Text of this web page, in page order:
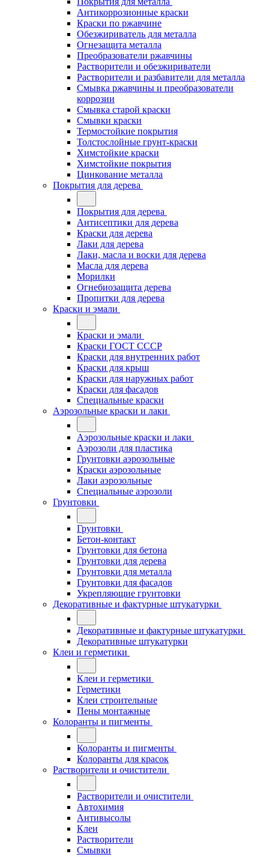
Антикоррозионные краски
Краски по ржавчине
Обезжириватель для металла
Огнезащита металла
Преобразователи ржавчины
Растворители и обезжириватели
Растворители и разбавители для металла
Смывка ржавчины и преобразователи
коррозии
Смывка старой краски
Смывки краски
Термостойкие покрытия
Толстослойные грунт-краски
Химстойкие краски
Химстойкие покрытия
Цинкование металла
Покрытия для дерева
Покрытия для дерева
Антисептики для дерева
Краски для дерева
Лаки для дерева
Лаки, масла и воски для дерева
Масла для дерева
Морилки
Огнебиозащита дерева
Пропитки для дерева
Краски и эмали
Краски и эмали
Краски ГОСТ СССР
Краски для внутренних работ
Краски для крыш
Краски для наружных работ
Краски для фасадов
Специальные краски
Аэрозольные краски и лаки
Аэрозольные краски и лаки
Аэрозоли для пластика
Грунтовки аэрозольные
Краски аэрозольные
Лаки аэрозольные
Специальные аэрозоли
Грунтовки
Грунтовки
Бетон-контакт
Грунтовки для бетона
Грунтовки для дерева
Грунтовки для металла
Грунтовки для фасадов
Укрепляющие грунтовки
Декоративные и фактурные штукатурки
Декоративные и фактурные штукатурки
Декоративные штукатурки
Клеи и герметики
Клеи и герметики
Герметики
Клеи строительные
Пены монтажные
Колоранты и пигменты
Колоранты и пигменты
Колоранты для красок
Растворители и очистители
Растворители и очистители
Автохимия
Антивысолы
Клеи
Растворители
Смывки